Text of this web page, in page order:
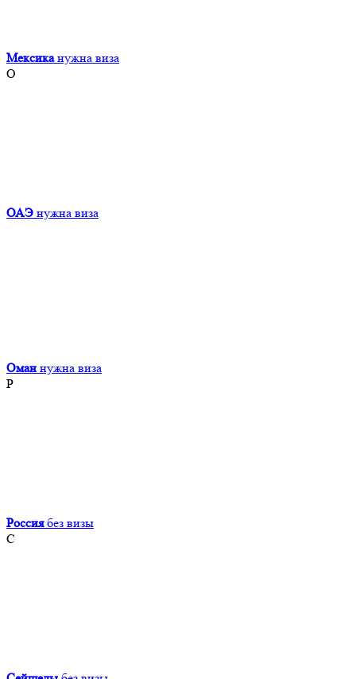
Мексика нужна виза
О
ОАЭ нужна виза
Оман нужна виза
Р
Россия без визы
С